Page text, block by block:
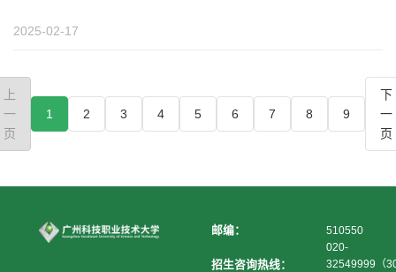
2025-02-17
上
一
页
1 2 3 4 5 6 7 8 9
下
一
页
邮编： 510550
招生咨询热线：
020-
32549999（